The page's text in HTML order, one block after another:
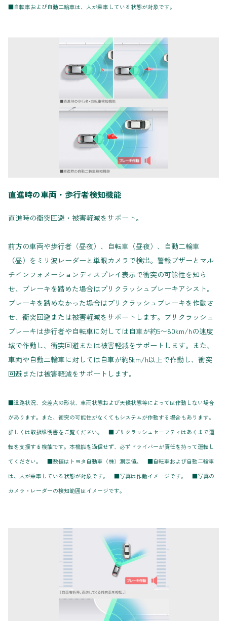
■自転車および自動二輪車は、人が乗車している状態が対象です。
直進時の車両・歩行者検知機能
直進時の衝突回避・被害軽減をサポート。
前方の車両や歩行者（昼夜）、自転車（昼夜）、自動二輪車
（昼）をミリ波レーダーと単眼カメラで検出。警報ブザーとマル
チインフォメーションディスプレイ表示で衝突の可能性を知ら
せ、ブレーキを踏めた場合はプリクラッシュブレーキアシスト。
ブレーキを踏めなかった場合はプリクラッシュブレーキを作動さ
せ、衝突回避または被害軽減をサポートします。プリクラッシュ
ブレーキは歩行者や自転車に対しては自車が約5〜80km/hの速度
域で作動し、衝突回避または被害軽減をサポートします。また、
車両や自動二輪車に対しては自車が約5km/h以上で作動し、衝突
回避または被害軽減をサポートします。
■道路状況、交差点の形状、車両状態および天候状態等によっては作動しない場合
があります。また、衝突の可能性がなくてもシステムが作動する場合もあります。
詳しくは取扱説明書をご覧ください。 ■プリクラッシュセーフティはあくまで運
転を支援する機能です。本機能を過信せず、必ずドライバーが責任を持って運転し
てください。 ■数値はトヨタ自動車（株）測定値。 ■自転車および自動二輪車
は、人が乗車している状態が対象です。 ■写真は作動イメージです。 ■写真の
カメラ・レーダーの検知範囲はイメージです。